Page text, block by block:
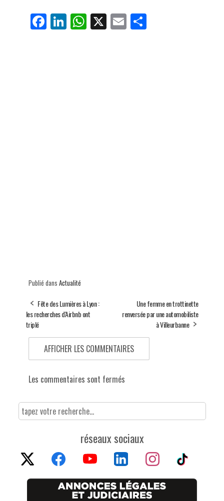
Fa
ce
Li
nk
W
ha
X E
m
Pa
rt
Publié dans Actualité
Fête des Lumières à Lyon :
les recherches d'Airbnb ont
triplé
Une femme en trottinette
renversée par une automobiliste
à Villeurbanne
AFFICHER LES COMMENTAIRES
Les commentaires sont fermés
réseaux sociaux